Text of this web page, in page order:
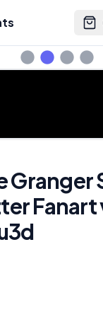
Granger
Fanart